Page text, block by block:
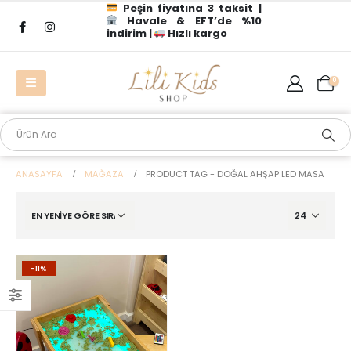
Peşin fiyatına 3 taksit |
Havale & EFT’de %10
indirim |
Hızlı kargo
0
ANASAYFA MAĞAZA PRODUCT TAG - DOĞAL AHŞAP LED MASA
-11%